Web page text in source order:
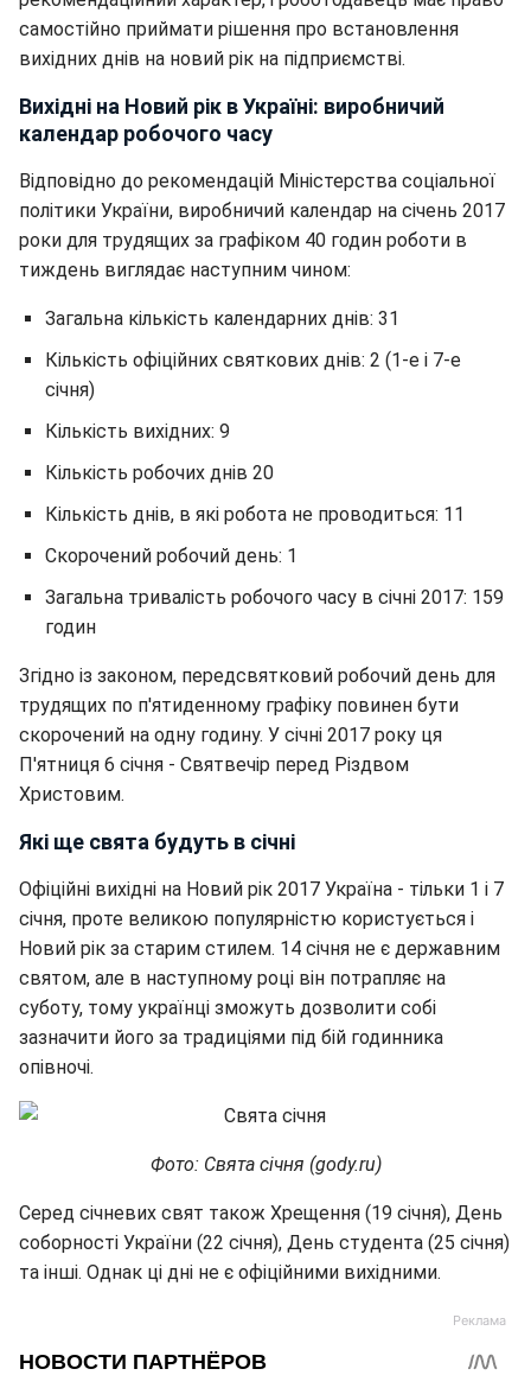
самостійно приймати рішення про встановлення
вихідних днів на новий рік на підприємстві.
Вихідні на Новий рік в Україні: виробничий
календар робочого часу
Відповідно до рекомендацій Міністерства соціальної
політики України, виробничий календар на січень 2017
роки для трудящих за графіком 40 годин роботи в
тиждень виглядає наступним чином:
Загальна кількість календарних днів: 31
Кількість офіційних святкових днів: 2 (1-е і 7-е
січня)
Кількість вихідних: 9
Кількість робочих днів 20
Кількість днів, в які робота не проводиться: 11
Скорочений робочий день: 1
Загальна тривалість робочого часу в січні 2017: 159
годин
Згідно із законом, передсвятковий робочий день для
трудящих по п'ятиденному графіку повинен бути
скорочений на одну годину. У січні 2017 року ця
П'ятниця 6 січня - Святвечір перед Різдвом
Христовим.
Які ще свята будуть в січні
Офіційні вихідні на Новий рік 2017 Україна - тільки 1 і 7
січня, проте великою популярністю користується і
Новий рік за старим стилем. 14 січня не є державним
святом, але в наступному році він потрапляє на
суботу, тому українці зможуть дозволити собі
зазначити його за традиціями під бій годинника
опівночі.
Фото: Свята січня (gody.ru)
Серед січневих свят також Хрещення (19 січня), День
соборності України (22 січня), День студента (25 січня)
та інші. Однак ці дні не є офіційними вихідними.